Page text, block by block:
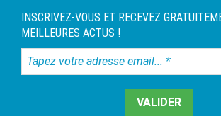
INSCRIVEZ-VOUS ET RECEVEZ
MEILLEURES ACTUS !
Tapez
votre